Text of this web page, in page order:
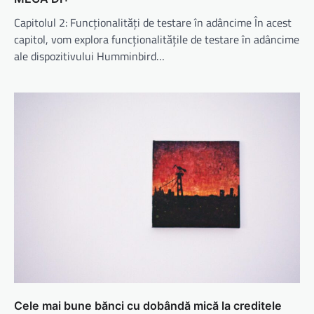
Capitolul 2: Funcționalități de testare în adâncime În acest
capitol, vom explora funcționalitățile de testare în adâncime
ale dispozitivului Humminbird…
Cele mai bune bănci cu dobândă mică la creditele